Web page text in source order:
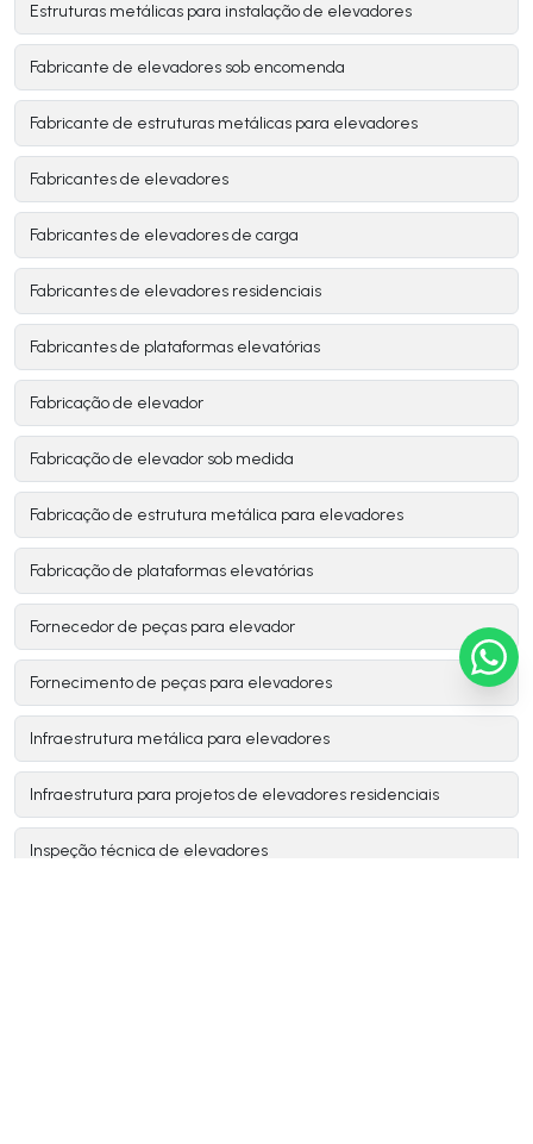
Estruturas metálicas para instalação de elevadores
Fabricante de elevadores sob encomenda
Fabricante de estruturas metálicas para elevadores
Fabricantes de elevadores
Fabricantes de elevadores de carga
Fabricantes de elevadores residenciais
Fabricantes de plataformas elevatórias
Fabricação de elevador
Fabricação de elevador sob medida
Fabricação de estrutura metálica para elevadores
Fabricação de plataformas elevatórias
Fornecedor de peças para elevador
Fornecimento de peças para elevadores
Infraestrutura metálica para elevadores
Infraestrutura para projetos de elevadores residenciais
Inspeção técnica de elevadores